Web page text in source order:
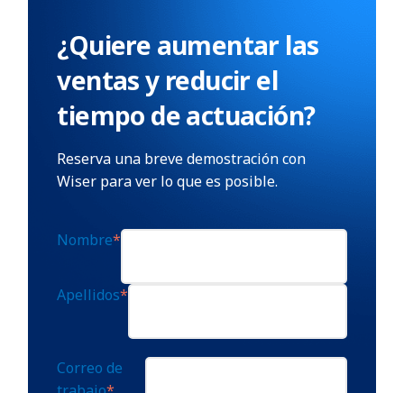
¿Quiere aumentar las
ventas y reducir el
tiempo de actuación?
Reserva una breve demostración con
Wiser para ver lo que es posible.
Nombre*
Apellidos*
Correo de